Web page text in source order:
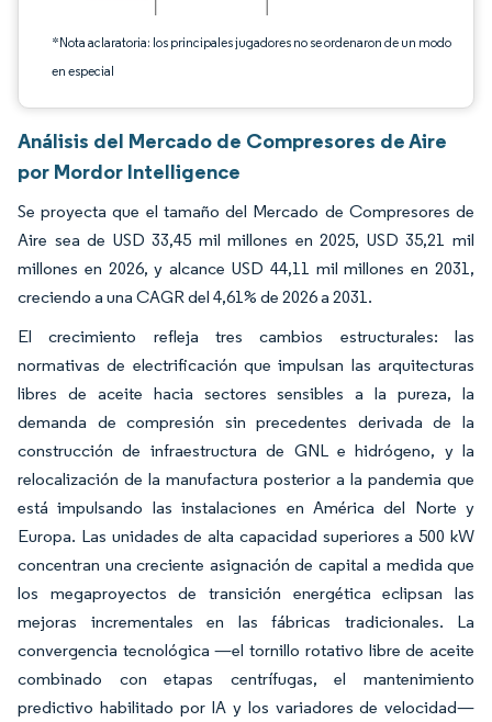
*Nota aclaratoria: los principales jugadores no se ordenaron de un modo
en especial
Análisis del Mercado de Compresores de Aire
por Mordor Intelligence
Se proyecta que el tamaño del Mercado de Compresores de
Aire sea de USD 33,45 mil millones en 2025, USD 35,21 mil
millones en 2026, y alcance USD 44,11 mil millones en 2031,
creciendo a una CAGR del 4,61% de 2026 a 2031.
El crecimiento refleja tres cambios estructurales: las
normativas de electrificación que impulsan las arquitecturas
libres de aceite hacia sectores sensibles a la pureza, la
demanda de compresión sin precedentes derivada de la
construcción de infraestructura de GNL e hidrógeno, y la
relocalización de la manufactura posterior a la pandemia que
está impulsando las instalaciones en América del Norte y
Europa. Las unidades de alta capacidad superiores a 500 kW
concentran una creciente asignación de capital a medida que
los megaproyectos de transición energética eclipsan las
mejoras incrementales en las fábricas tradicionales. La
convergencia tecnológica —el tornillo rotativo libre de aceite
combinado con etapas centrífugas, el mantenimiento
predictivo habilitado por IA y los variadores de velocidad—